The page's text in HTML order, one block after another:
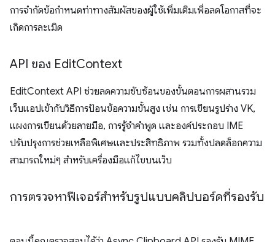
การจำกัดข้อกำหนดท่าทางสัมผัสของผู้ใช้เพิ่มเติมเพื่อลดโอกาสที่จะ
เกิดการละเมิด
API ของ EditContext
EditContext API ช่วยลดความซับซ้อนของขั้นตอนการผสานรวม
เว็บแอปเข้ากับวิธีการป้อนข้อความขั้นสูง เช่น การเขียนรูปร่าง VK,
แผงการเขียนด้วยลายมือ, การรู้จำคำพูด และองค์ประกอบ IME
ปรับปรุงการช่วยเหลือพิเศษและประสิทธิภาพ รวมทั้งปลดล็อกความ
สามารถใหม่ๆ สำหรับเครื่องมือแก้ไขบนเว็บ
การตรวจหาฟีเจอร์สำหรับรูปแบบคลิปบอร์ดที่รองรับ